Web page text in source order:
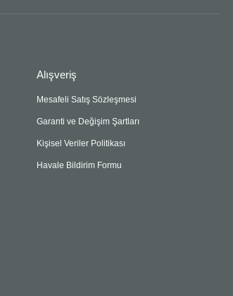
Alışveriş
Mesafeli Satış Sözleşmesi
Garanti ve Değişim Şartları
Kişisel Veriler Politikası
Havale Bildirim Formu